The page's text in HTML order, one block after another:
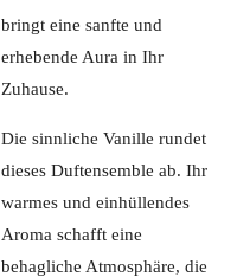
bringt eine sanfte und
erhebende Aura in Ihr
Zuhause.
Die sinnliche Vanille rundet
dieses Duftensemble ab. Ihr
warmes und einhüllendes
Aroma schafft eine
behagliche Atmosphäre, die